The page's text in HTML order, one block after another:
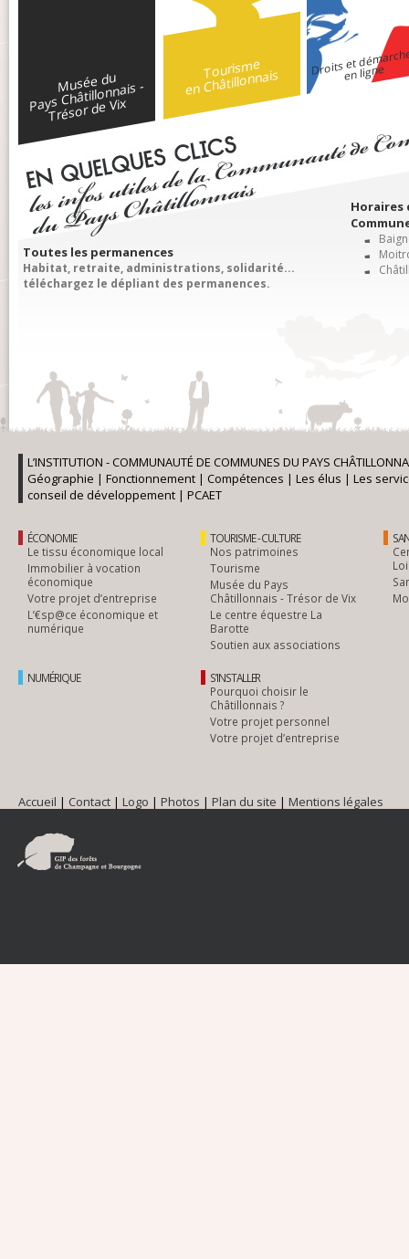
Musée du
Pays Châtillonnais -
Trésor de Vix
Tourisme
en Châtillonnais
Droits eten ligne
Toutes les permanences
Habitat, retraite, administrations, solidarité...
téléchargez le dépliant des permanences.
Horaires
L’INSTITUTION - COMMUNAUTÉ DE COMMUNES DU PAYS
Géographie | Fonctionnement | Compétences | Les élus | Les
conseil de développement | PCAET
ÉCONOMIE
Le tissu économique local
Immobilier à vocation
économique
Votre projet d’entreprise
L’€sp@ce économique et
numérique
TOURISME - CULTURE
Nos patrimoines
Tourisme
Musée du Pays
Châtillonnais - Trésor de Vix
Le centre équestre La
Barotte
Soutien aux associations
NUMÉRIQUE
S’INSTALLER
Pourquoi choisir le
Châtillonnais ?
Votre projet personnel
Votre projet d’entreprise
Accueil | Contact | Logo | Photos | Plan du site | Mentions légales